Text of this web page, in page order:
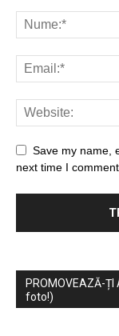
Save my name,
next time I comment.
PROMOVEAZĂ-ȚI
foto!)